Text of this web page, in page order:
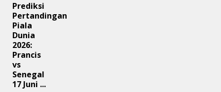
Prediksi
Pertandingan
Piala
Dunia
2026:
Prancis
vs
Senegal
17 Juni ...